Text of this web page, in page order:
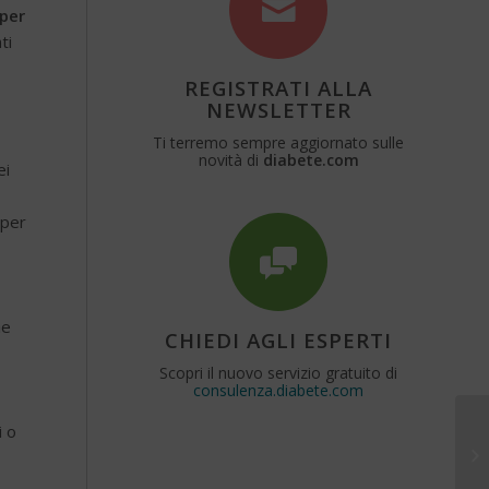
o
REGISTRATI ALLA
NEWSLETTER
Ti terremo sempre aggiornato sulle
novità di diabete.com
CHIEDI AGLI ESPERTI
Scopri il nuovo servizio gratuito di
consulenza.diabete.com